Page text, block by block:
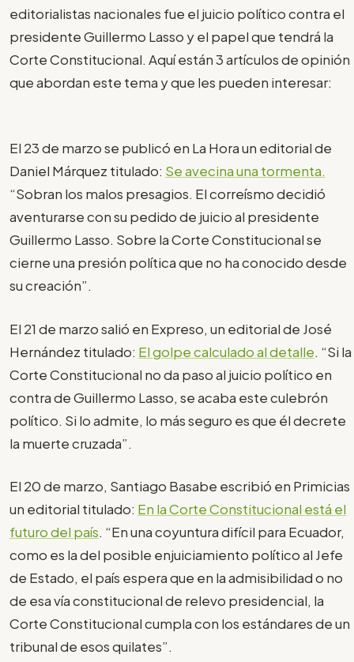
editorialistas nacionales fue el juicio político contra el
presidente Guillermo Lasso y el papel que tendrá la
Corte Constitucional. Aquí están 3 artículos de opinión
que abordan este tema y que les pueden interesar:
El 23 de marzo se publicó en La Hora un editorial de
Daniel Márquez titulado: Se avecina una tormenta.
“Sobran los malos presagios. El correísmo decidió
aventurarse con su pedido de juicio al presidente
Guillermo Lasso. Sobre la Corte Constitucional se
cierne una presión política que no ha conocido desde
su creación”.
El 21 de marzo salió en Expreso, un editorial de José
Hernández titulado: El golpe calculado al detalle. “Si la
Corte Constitucional no da paso al juicio político en
contra de Guillermo Lasso, se acaba este culebrón
político. Si lo admite, lo más seguro es que él decrete
la muerte cruzada”.
El 20 de marzo, Santiago Basabe escribió en Primicias
un editorial titulado: En la Corte Constitucional está el
futuro del país. “En una coyuntura difícil para Ecuador,
como es la del posible enjuiciamiento político al Jefe
de Estado, el país espera que en la admisibilidad o no
de esa vía constitucional de relevo presidencial, la
Corte Constitucional cumpla con los estándares de un
tribunal de esos quilates”.